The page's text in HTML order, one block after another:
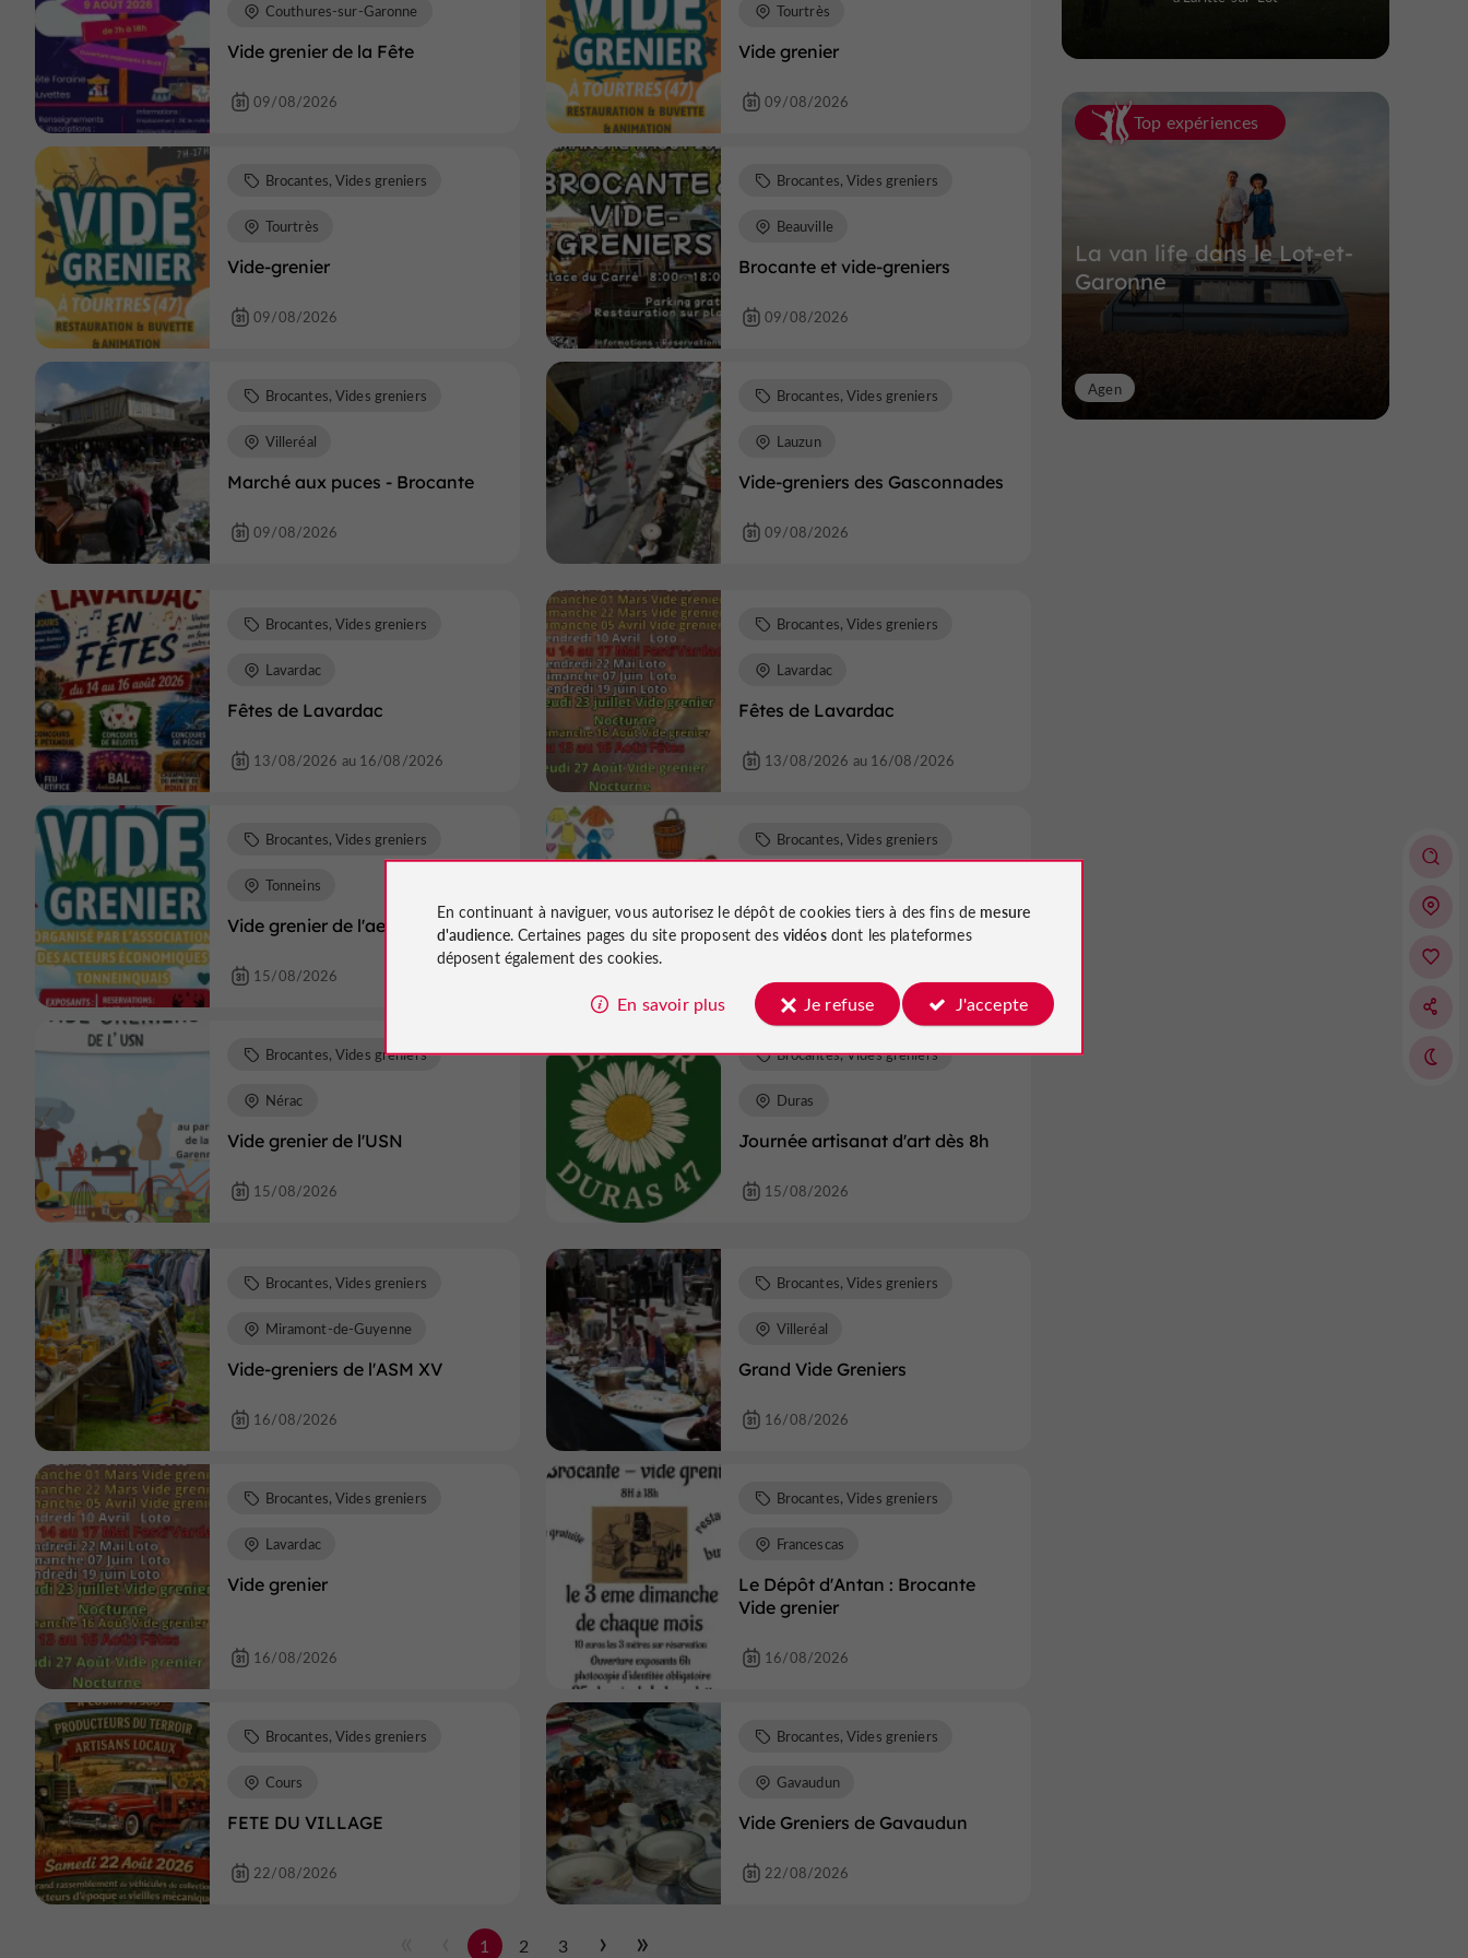
Vide grenier de la Fête
Couthures-sur-Garonne
09/08/2026
Vide grenier
Tourtrès
09/08/2026
Vide-grenier
Brocantes, Vides greniers
Tourtrès
09/08/2026
Brocante et vide-greniers
Brocantes, Vides greniers
Beauville
09/08/2026
Marché aux puces - Brocante
Brocantes, Vides greniers
Villeréal
09/08/2026
Vide-greniers des Gasconnades
Brocantes, Vides greniers
Lauzun
09/08/2026
Fêtes de Lavardac
Brocantes, Vides greniers
Lavardac
13/08/2026 au 16/08/2026
Fêtes de Lavardac
Brocantes, Vides greniers
Lavardac
13/08/2026 au 16/08/2026
Vide grenier de l'aet
Brocantes, Vides greniers
Tonneins
15/08/2026
Vide grenier de l'USN
Brocantes, Vides greniers
Vide grenier de l'USN
Brocantes, Vides greniers
Nérac
15/08/2026
Journée artisanat d'art dès 8h
Brocantes, Vides greniers
Duras
15/08/2026
Vide-greniers de l'ASM XV
Brocantes, Vides greniers
Miramont-de-Guyenne
16/08/2026
Grand Vide Greniers
Brocantes, Vides greniers
Villeréal
16/08/2026
Vide grenier
Brocantes, Vides greniers
Lavardac
16/08/2026
Le Dépôt d'Antan : Brocante
Vide grenier
Brocantes, Vides greniers
Francescas
16/08/2026
FETE DU VILLAGE
Brocantes, Vides greniers
Cours
22/08/2026
Vide Greniers de Gavaudun
Brocantes, Vides greniers
Gavaudun
22/08/2026
1 2 3
Top expériences
La van life dans le Lot-et-
Garonne
Agen
En continuant à naviguer, vous autorisez le dépôt de cookies tiers à des fins de mesure
d'audience. Certaines pages du site proposent des vidéosdont les plateformes
déposent également des cookies.
En savoir plus Je refuse J'accepte